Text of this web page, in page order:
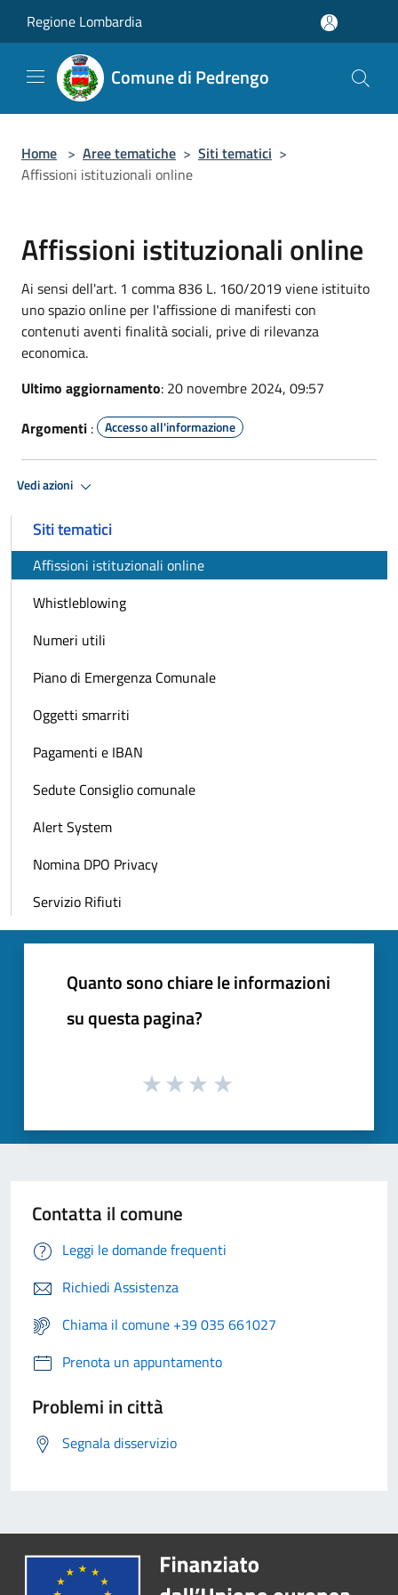
Regione Lombardia
Comune di Pedrengo
Home > Aree tematiche > Siti tematici >
Affissioni istituzionali online
Affissioni istituzionali online
Ai sensi dell'art. 1 comma 836 L. 160/2019 viene istituito
uno spazio online per l'affissione di manifesti con
contenuti aventi finalità sociali, prive di rilevanza
economica.
Ultimo aggiornamento: 20 novembre 2024, 09:57
Argomenti : Accesso all'informazione
Vedi azioni
Siti tematici
Affissioni istituzionali online
Whistleblowing
Numeri utili
Piano di Emergenza Comunale
Oggetti smarriti
Pagamenti e IBAN
Sedute Consiglio comunale
Alert System
Nomina DPO Privacy
Servizio Rifiuti
Quanto sono chiare le informazioni
su questa pagina?
Contatta il comune
Leggi le domande frequenti
Richiedi Assistenza
Chiama il comune +39 035 661027
Prenota un appuntamento
Problemi in città
Segnala disservizio